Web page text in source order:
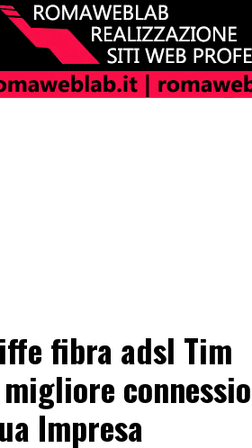
fibra adsl Tim
Impresa